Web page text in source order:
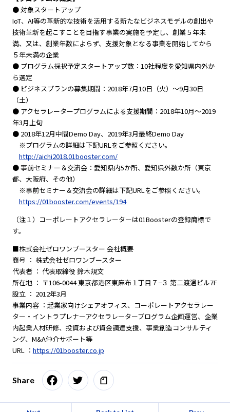
● 対象スタートアップ
IoT、AI等の革新的な技術を活用する新たなビジネスモデルの創出や
技術革新を起こすことを目指す事業の実施を予定し、創業５年未
満、又は、創業年数によらず、支援対象となる事業を開始してから
５年未満の企業
● プログラム採択予定スタートアップ数：10社程度を愛知県内外か
ら選定
● ビジネスプランの募集期間：2018年7月10日（火）〜9月30日
（土）
● アクセラレータープログラムによる支援期間：2018年10月〜2019
年3月上旬
● 2018年12月中間Demo Day、2019年3月最終Demo Day
※プログラムの詳細は下記URLをご参照ください。
http://aichi2018.01booster.com/
● 事前セミナー＆交流会：愛知県内5か所、愛知県外数か所（東京
都、大阪府、その他）
※事前セミナー＆交流会の詳細は下記URLをご参照ください。
https://01booster.com/events/194
（注１）コーポレートアクセラレーターは01Boosterの登録商標で
す。
■株式会社ゼロワンブースター 会社概要
商号 ： 株式会社ゼロワンブースター
代表者 ： 代表取締役 鈴木規文
所在地 ： 〒106-0044 東京都港区東麻布１丁目７−３ 第二渡邊ビル7F
設立 ： 2012年3月
事業内容 ：起業家向けシェアオフィス、コーポレートアクセラレー
ター・イントラプレナーアクセラレータープログラム企画運営、企業
内起業人材研修、投資および資金調達支援、事業創造コンサルティ
ング、M&A仲介サポート等
URL ： https://01booster.co.jp
Share